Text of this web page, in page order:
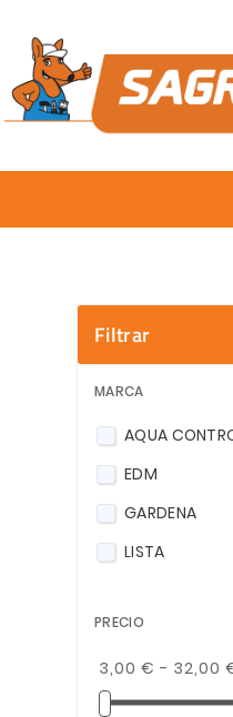
Filtrar
MARCA
AQUA
EDM
GARDENA
LISTA
PRECIO
3,00 € - 32,00